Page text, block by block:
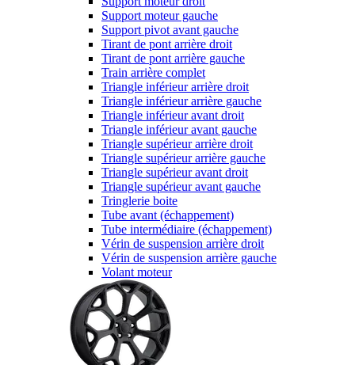
Support moteur gauche
Support pivot avant gauche
Tirant de pont arrière droit
Tirant de pont arrière gauche
Train arrière complet
Triangle inférieur arrière droit
Triangle inférieur arrière gauche
Triangle inférieur avant droit
Triangle inférieur avant gauche
Triangle supérieur arrière droit
Triangle supérieur arrière gauche
Triangle supérieur avant droit
Triangle supérieur avant gauche
Tringlerie boite
Tube avant (échappement)
Tube intermédiaire (échappement)
Vérin de suspension arrière droit
Vérin de suspension arrière gauche
Volant moteur